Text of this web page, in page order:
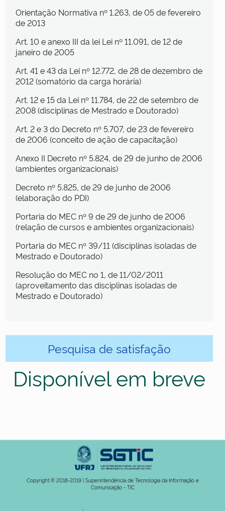
Orientação Normativa nº 1.263, de 05 de fevereiro
de 2013
Art. 10 e anexo III da lei Lei nº 11.091, de 12 de
janeiro de 2005
Art. 41 e 43 da Lei nº 12.772, de 28 de dezembro de
2012 (somatório da carga horária)
Art. 12 e 15 da Lei nº 11.784, de 22 de setembro de
2008 (disciplinas de Mestrado e Doutorado)
Art. 2 e 3 do Decreto nº 5.707, de 23 de fevereiro
de 2006 (conceito de ação de capacitação)
Anexo II Decreto nº 5.824, de 29 de junho de 2006
(ambientes organizacionais)
Decreto nº 5.825, de 29 de junho de 2006
(elaboração do PDI)
Portaria do MEC nº 9 de 29 de junho de 2006
(relação de cursos e ambientes organizacionais)
Portaria do MEC nº 39/11 (disciplinas isoladas de
Mestrado e Doutorado)
Resolução do MEC no 1, de 11/02/2011
(aproveitamento das disciplinas isoladas de
Mestrado e Doutorado)
Pesquisa de satisfação
Disponível em breve
Copyright © 2018-2019 | Superintendência de Tecnologia da Informação e
Comunicação - TIC